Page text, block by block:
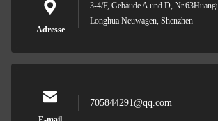
Adresse
3-4/F, Gebäude A und D,
Longhua Neuwagen, Shenzhen
705844291@qq.com